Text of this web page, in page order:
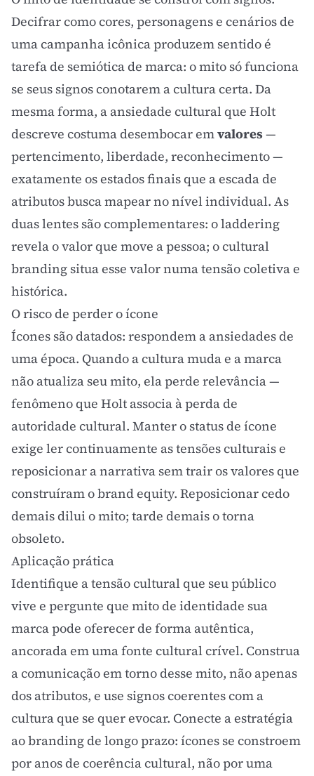
Decifrar como cores, personagens e cenários de
uma campanha icônica produzem sentido é
tarefa de semiótica de marca: o mito só funciona
se seus signos conotarem a cultura certa. Da
mesma forma, a ansiedade cultural que Holt
descreve costuma desembocar emvalores —
pertencimento, liberdade, reconhecimento —
exatamente os estados finais que aescada de
atributosbusca mapear no nível individual. As
duas lentes são complementares: o laddering
revela o valor que move a pessoa; o cultural
branding situa esse valor numa tensão coletiva e
histórica.
O risco de perder o ícone
Ícones são datados: respondem a ansiedades de
uma época. Quando a cultura muda e a marca
não atualiza seu mito, ela perde relevância —
fenômeno que Holt associa à perda de
autoridade cultural. Manter o status de ícone
exige ler continuamente as tensões culturais e
reposicionar a narrativa sem trair os valores que
construíram obrand equity. Reposicionar cedo
demais dilui o mito; tarde demais o torna
obsoleto.
Aplicação prática
Identifique a tensão cultural que seu público
vive e pergunte que mito de identidade sua
marca pode oferecer de forma autêntica,
ancorada em uma fonte cultural crível. Construa
a comunicação em torno desse mito, não apenas
dos atributos, e use signos coerentes com a
cultura que se quer evocar. Conecte a estratégia
ao branding de longo prazo: ícones se constroem
por anos de coerência cultural, não por uma